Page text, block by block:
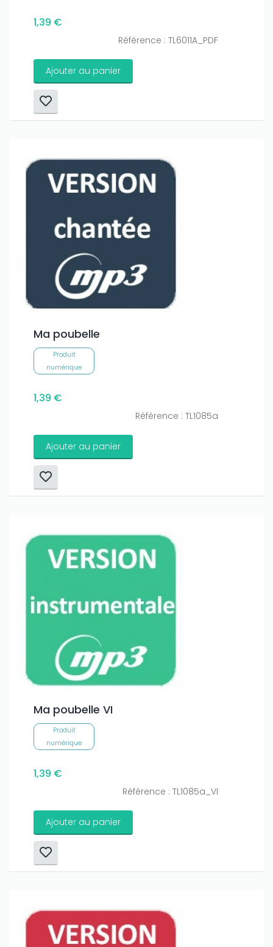
1,39 €
Référence : TL6011A_PDF
Ajouter au panier
Ma poubelle
Produit
numérique
1,39 €
Référence : TL1085a
Ajouter au panier
Ma poubelle VI
Produit
numérique
1,39 €
Référence : TL1085a_VI
Ajouter au panier